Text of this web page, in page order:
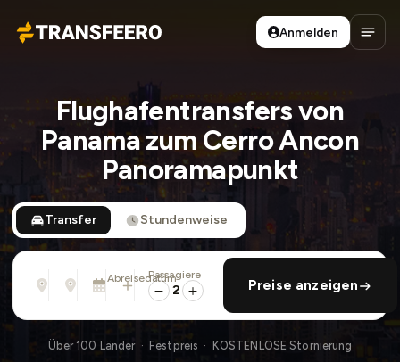
Transfeero
Anmelden
Flughafentransfers von
Panama zum Cerro Ancon
Panoramapunkt
Transfer Stundenweise
Von
Adresse, Flughafen, Hotel, ...
Nach
Adresse, Flughafen, Hotel, ...
Abreisedatum
Mo., 10. Aug. · 01:45 PM
rückfahrt hinzufügen
Passagiere
2 Preise anzeigen
Über 100 Länder · Festpreis · KOSTENLOSE Stornierung